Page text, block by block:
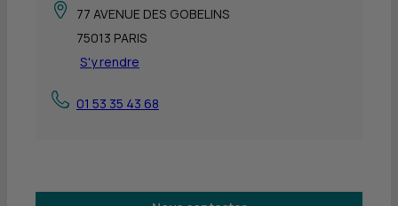
77 AVENUE DES GOBELINS
75013 PARIS
S'y rendre
01 53 35 43 68